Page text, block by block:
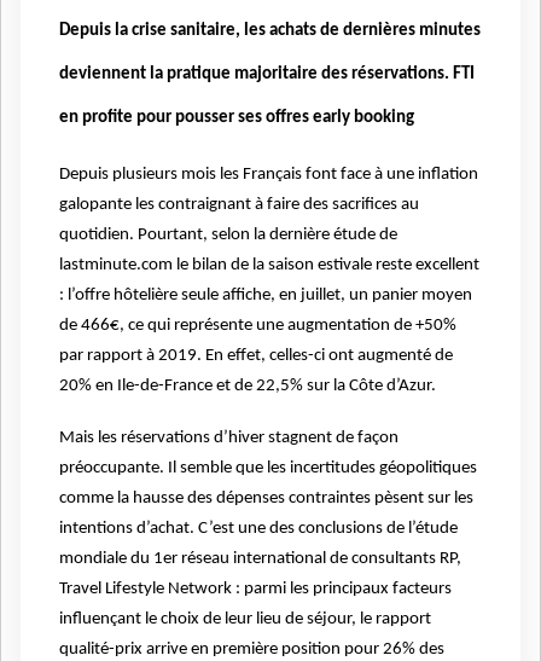
Depuis la crise sanitaire, les achats de dernières minutes
deviennent la pratique majoritaire des réservations. FTI
en profite pour pousser ses offres early booking
Depuis plusieurs mois les Français font face à une inflation
galopante les contraignant à faire des sacrifices au
quotidien. Pourtant, selon la dernière étude de
lastminute.com le bilan de la saison estivale reste excellent
: l’offre hôtelière seule affiche, en juillet, un panier moyen
de 466€, ce qui représente une augmentation de +50%
par rapport à 2019. En effet, celles-ci ont augmenté de
20% en Ile-de-France et de 22,5% sur la Côte d’Azur.
Mais les réservations d’hiver stagnent de façon
préoccupante. Il semble que les incertitudes géopolitiques
comme la hausse des dépenses contraintes pèsent sur les
intentions d’achat. C’est une des conclusions de l’étude
mondiale du 1er réseau international de consultants RP,
Travel Lifestyle Network : parmi les principaux facteurs
influençant le choix de leur lieu de séjour, le rapport
qualité-prix arrive en première position pour 26% des